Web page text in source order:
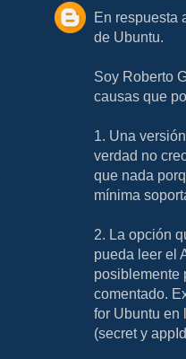
En respuesta
de Ubuntu.
Soy Roberto
causas que
1. Una
verdad no
que nada
mínima
2. La opción
pueda leer el
posiblemente
comentado.
for Ubuntu en
(secret y